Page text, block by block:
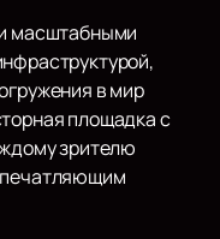
масштабными
в мир
площадка с
зрителю